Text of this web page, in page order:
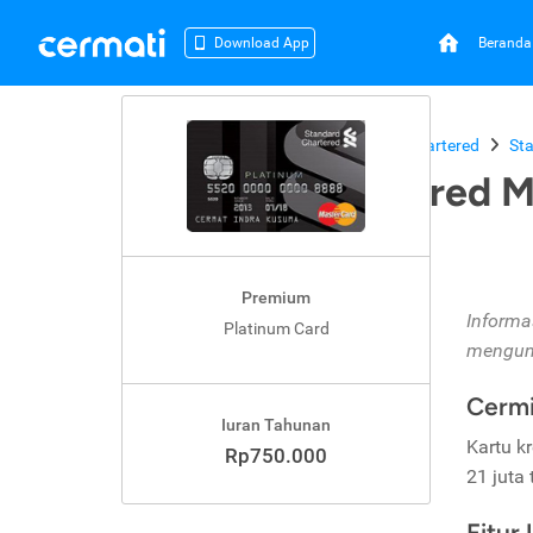
Download App Beranda
Kartu Kredit Standard Chartered
Standard Chartered
Premium
Platinum Card
Iuran Tahunan
Rp750.000
Kartu
21 juta